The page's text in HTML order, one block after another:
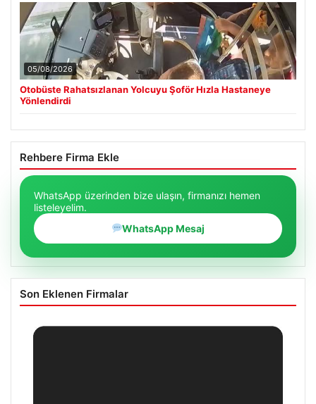
05/08/2026
Otobüste Rahatsızlanan Yolcuyu Şoför Hızla Hastaneye
Yönlendirdi
Rehbere Firma Ekle
WhatsApp üzerinden bize ulaşın, firmanızı hemen
listeleyelim.
WhatsApp Mesaj
Son Eklenen Firmalar